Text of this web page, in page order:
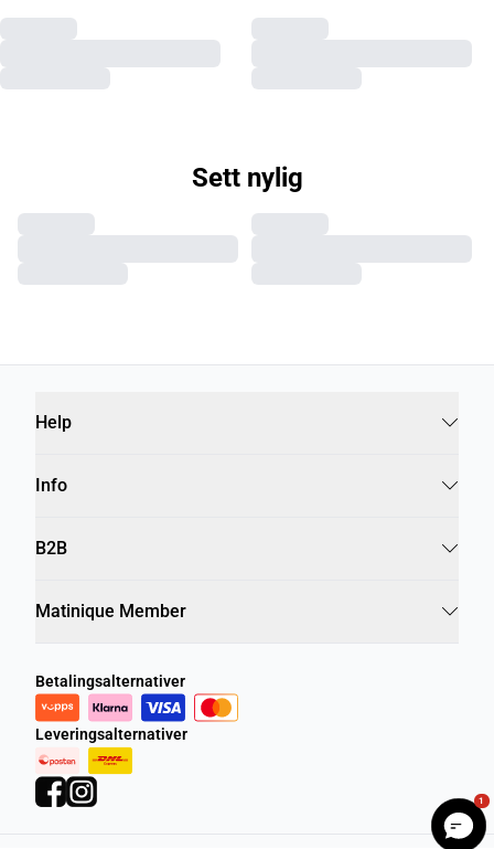
Sett nylig
Help
Info
B2B
Matinique Member
Betalingsalternativer
Leveringsalternativer
1